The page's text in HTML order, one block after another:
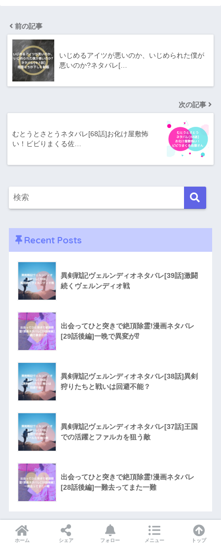
前の記事
いじめるアイツが悪いのか、いじめられた僕が
悪いのか?ネタバレ[…
次の記事
むとうとさとうネタバレ[68話]お化け屋敷怖
い！ビビりまくる佐…
Recent Posts
異剣戦記ヴェルンディオネタバレ[39話]激闘
続くヴェルンディオ戦
出会ってひと突きで絶頂除霊!漫画ネタバレ
[29話後編]一晩で異変が⁉︎
異剣戦記ヴェルンディオネタバレ[38話]異剣
狩りたちと戦いは回避不能？
異剣戦記ヴェルンディオネタバレ[37話]王国
での活躍とファルカを狙う敵
出会ってひと突きで絶頂除霊!漫画ネタバレ
[28話後編]一難去ってまた一難
カテゴリー
ホーム シェア フォロー メニュー トップ